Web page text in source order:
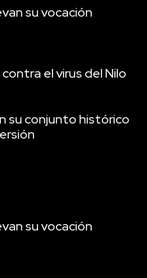
su vocación
el virus del Nilo
su conjunto histórico
su vocación